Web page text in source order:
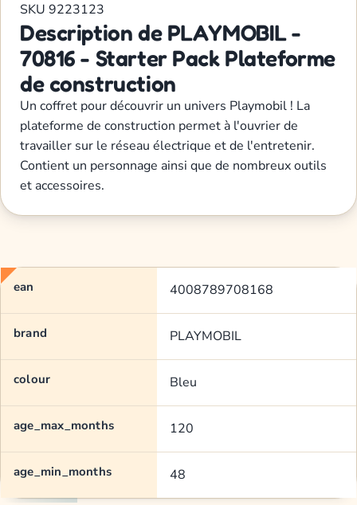
SKU 9223123
Description de PLAYMOBIL -
70816 - Starter Pack Plateforme
de construction
Un coffret pour découvrir un univers Playmobil ! La
plateforme de construction permet à l'ouvrier de
travailler sur le réseau électrique et de l'entretenir.
Contient un personnage ainsi que de nombreux outils
et accessoires.
ean 4008789708168
brand PLAYMOBIL
colour Bleu
age_max_months 120
age_min_months 48